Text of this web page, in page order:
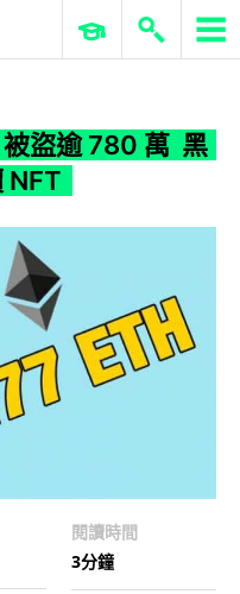
ERP 與商業 AI
盜逾 780 萬 黑
NFT
閱讀時間
3分鐘